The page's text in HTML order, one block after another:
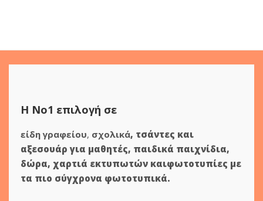
Η Νο1 επιλογή σε
είδη γραφείου, σχολικά, τσάντες και
αξεσουάρ για μαθητές, παιδικά παιχνίδια,
δώρα, χαρτιά εκτυπωτών καιφωτοτυπίες με
τα πιο σύγχρονα φωτοτυπικά.